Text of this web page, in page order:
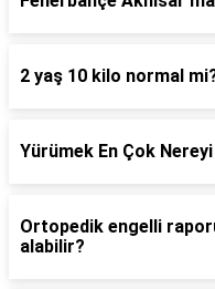
2 yaş 10 kilo normal
Yürümek En Çok Nereyi
Ortopedik engelli
alabilir?